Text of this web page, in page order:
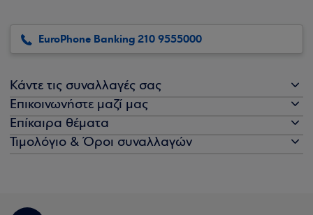
EuroPhone Banking 210 9555000
Κάντε τις συναλλαγές σας
Επικοινωνήστε μαζί μας
Επίκαιρα θέματα
Τιμολόγιο & Όροι συναλλαγών